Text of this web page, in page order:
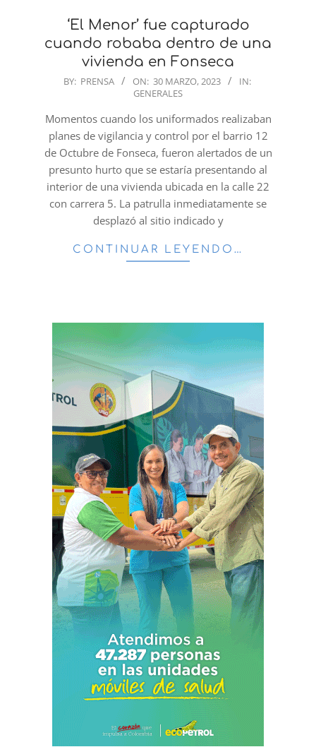
‘El Menor’ fue capturado
cuando robaba dentro de una
vivienda en Fonseca
2023-
30
BY: PRENSA ON: 30 MARZO, 2023
IN:
GENERALES
Momentos cuando los uniformados realizaban
planes de vigilancia y control por el barrio 12
de Octubre de Fonseca, fueron alertados de un
presunto hurto que se estaría presentando al
interior de una vivienda ubicada en la calle 22
con carrera 5. La patrulla inmediatamente se
desplazó al sitio indicado y
CONTINUAR LEYENDO…